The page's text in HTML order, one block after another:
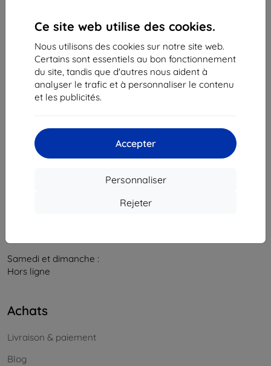
Ce site web utilise des cookies.
Nous utilisons des cookies sur notre site web.
Certains sont essentiels au bon fonctionnement
du site, tandis que d'autres nous aident à
analyser le trafic et à personnaliser le contenu
et les publicités.
Accepter
Personnaliser
Rejeter
Shield-Sk s.r.o.
Ulica Rudolfa Mocka 3750/2A
841 04 Bratislava
Numéro d’identification d’entreprise :
Contacts
Samedi et dimanche :
Hors ligne
Achats
Livraison & paiement
Blog